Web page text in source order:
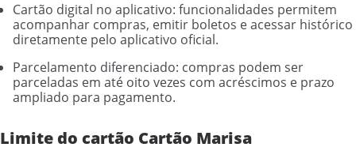
Cartão digital no aplicativo: funcionalidades permitem
acompanhar compras, emitir boletos e acessar histórico
diretamente pelo aplicativo oficial.
Parcelamento diferenciado: compras podem ser
parceladas em até oito vezes com acréscimos e prazo
ampliado para pagamento.
Limite do cartão Cartão Marisa